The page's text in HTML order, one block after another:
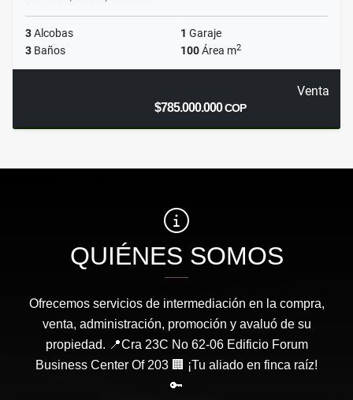
3Alcobas 1 Garaje
3 Baños 100Área m2
Venta
$785.000.000COP
QUIÉNES SOMOS
Ofrecemos servicios de intermediación en la compra,
venta, administración, promoción y avaluó de su
propiedad. 📍Cra 23C No 62-06 Edificio Forum
Business Center Of 203 🏢 ¡Tu aliado en finca raíz!
🔑